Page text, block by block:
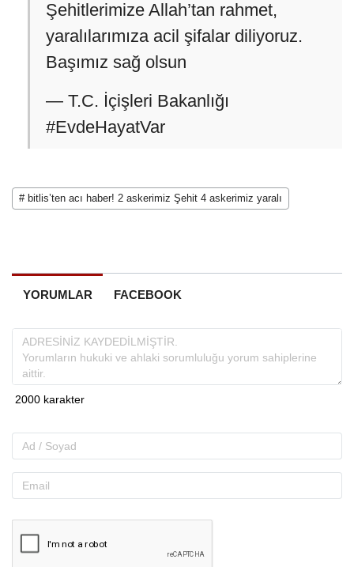
Şehitlerimize Allah’tan rahmet,
yaralılarımıza acil şifalar diliyoruz.
Başımız sağ olsun
— T.C. İçişleri Bakanlığı
#EvdeHayatVar
# bitlis’ten acı haber! 2 askerimiz Şehit 4 askerimiz yaralı
YORUMLAR FACEBOOK